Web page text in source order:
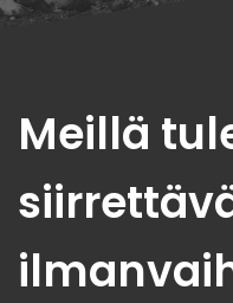
Meillä